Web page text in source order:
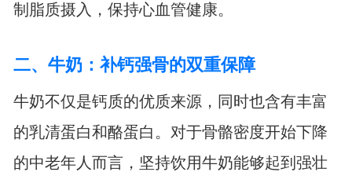
制脂质摄入，保持心血管健康。
二、牛奶：补钙强骨的双重保障
牛奶不仅是钙质的优质来源，同时也含有丰富
的乳清蛋白和酪蛋白。对于骨骼密度开始下降
的中老年人而言，坚持饮用牛奶能够起到强壮